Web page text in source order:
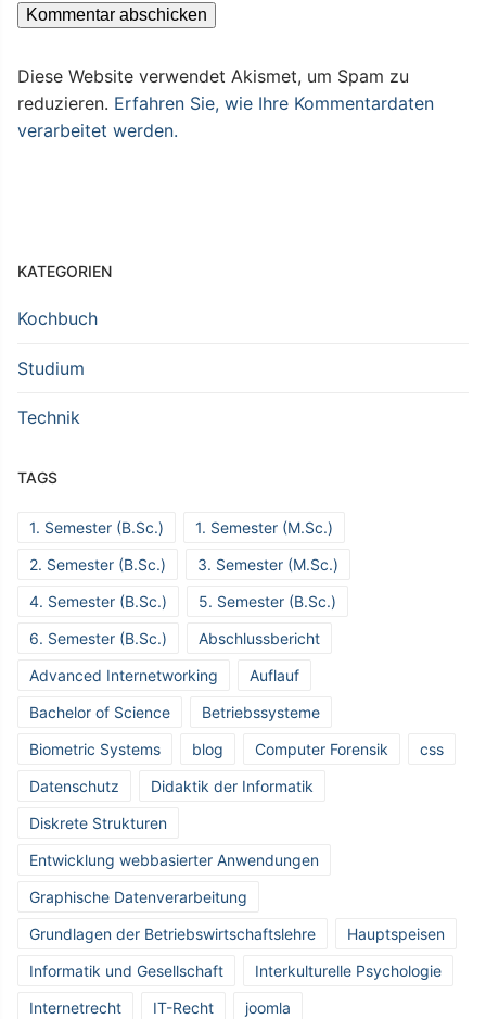
Diese Website verwendet Akismet, um Spam zu
reduzieren. Erfahren Sie, wie Ihre Kommentardaten
verarbeitet werden.
KATEGORIEN
Kochbuch
Studium
Technik
TAGS
1. Semester (B.Sc.)
1. Semester (M.Sc.)
2. Semester (B.Sc.)
3. Semester (M.Sc.)
4. Semester (B.Sc.)
5. Semester (B.Sc.)
6. Semester (B.Sc.)
Abschlussbericht
Advanced Internetworking
Auflauf
Bachelor of Science
Betriebssysteme
Biometric Systems
blog Computer Forensik
css
Datenschutz
Didaktik der Informatik
Diskrete Strukturen
Entwicklung webbasierter Anwendungen
Graphische Datenverarbeitung
Grundlagen der Betriebswirtschaftslehre
Hauptspeisen
Informatik und Gesellschaft
Interkulturelle Psychologie
Internetrecht
IT-Recht
joomla